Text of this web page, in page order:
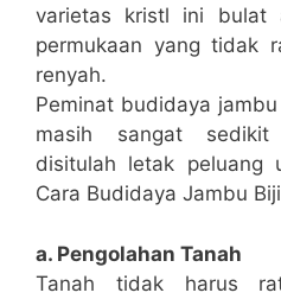
varietas kristl ini bulat
permukaan yang tidak
renyah.
Peminat budidaya
masih sangat sedikit
disitulah letak peluang
Cara Budidaya Jambu
a. Pengolahan Tanah
Tanah tidak harus